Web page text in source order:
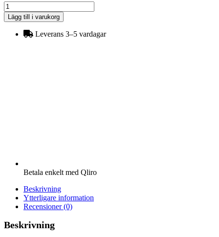
TJB
GLIDSKYDD,
vit
mängd
Lägg till i varukorg
Leverans 3–5 vardagar
Betala enkelt med Qliro
Beskrivning
Ytterligare information
Recensioner (0)
Beskrivning